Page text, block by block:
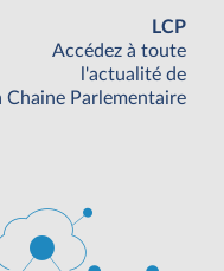
LCP
Accédez à toute
l'actualité de
Chaine Parlementaire